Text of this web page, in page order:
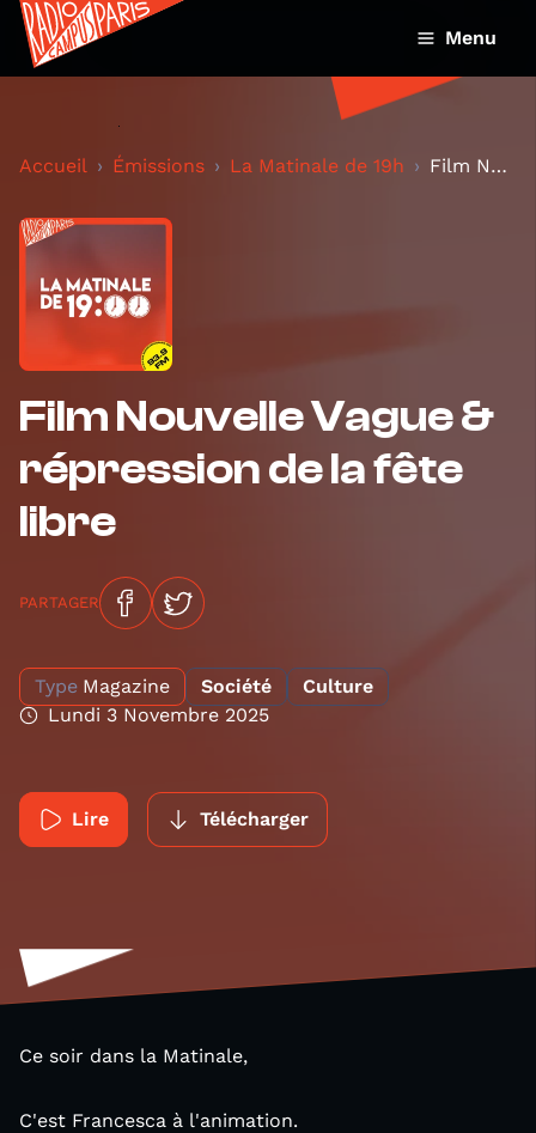
Menu
Accueil Émissions La Matinale de 19h Film Nouvelle Vague & répression de la fête libre
Film Nouvelle Vague &
répression de la fête
libre
PARTAGER
Type Magazine Société
Culture
Lundi 3 Novembre 2025
Lire Télécharger
Ce soir dans la Matinale,
C'est Francesca à l'animation.